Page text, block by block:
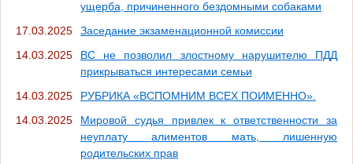
ущерба, причиненного бездомными собаками
17.03.2025
Заседание экзаменационной комиссии
14.03.2025
ВС не позволил злостному нарушителю ПДД
прикрываться интересами семьи
14.03.2025
РУБРИКА «ВСПОМНИМ ВСЕХ ПОИМЕННО».
14.03.2025
Мировой судья привлек к ответственности за
неуплату алиментов мать, лишенную
родительских прав